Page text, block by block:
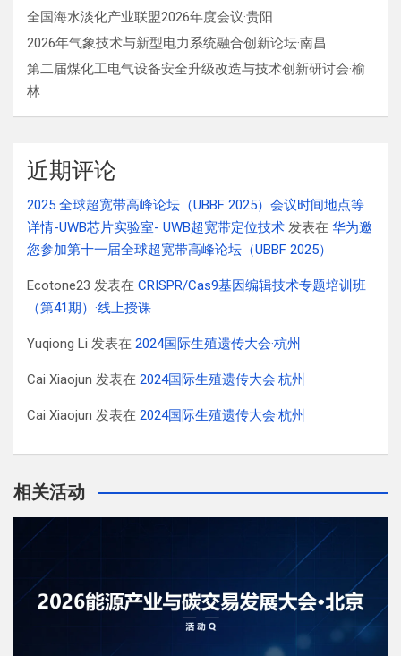
全国海水淡化产业联盟2026年度会议·贵阳
2026年气象技术与新型电力系统融合创新论坛·南昌
第二届煤化工电气设备安全升级改造与技术创新研讨会·榆
林
近期评论
2025 全球超宽带高峰论坛（UBBF 2025）会议时间地点等
详情-UWB芯片实验室- UWB超宽带定位技术 发表在 华为邀
您参加第十一届全球超宽带高峰论坛（UBBF 2025）
Ecotone23 发表在 CRISPR/Cas9基因编辑技术专题培训班
（第41期）·线上授课
Yuqiong Li 发表在 2024国际生殖遗传大会·杭州
Cai Xiaojun 发表在 2024国际生殖遗传大会·杭州
Cai Xiaojun 发表在 2024国际生殖遗传大会·杭州
相关活动